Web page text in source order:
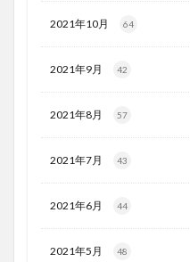
2021年10月 64
2021年9月 42
2021年8月 57
2021年7月 43
2021年6月 44
2021年5月 48